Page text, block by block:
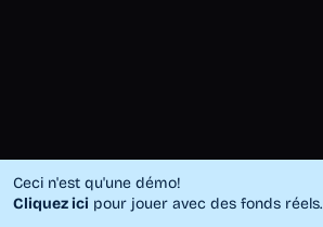
Ceci n'est qu'une démo!
Cliquez ici pour jouer avec des fonds réels.